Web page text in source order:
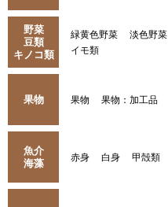
野菜
豆類
キノコ類
緑黄色野菜 淡色野菜
イモ類
果物 果物 果物：加工品
魚介
海藻
赤身 白身 甲殻類